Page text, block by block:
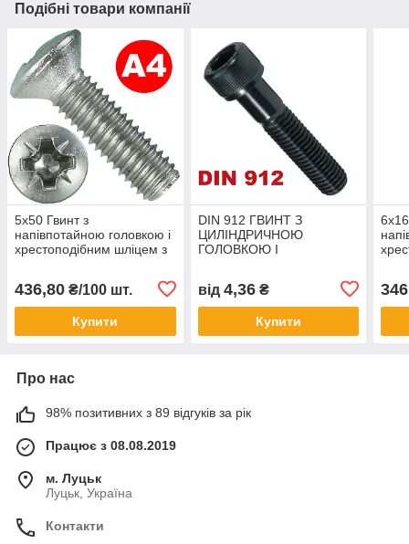
Подібні товари компанії
5х50 Гвинт з
напівпотайною головкою і
хрестоподібним шліцем з
436,80 ₴/100 шт.
Купити
DIN 912 ГВИНТ З
ЦИЛІНДРИЧНОЮ
ГОЛОВКОЮ І
ШЕСТИГРАННИКОМ 12.9
(РОЗМІРИ В ОПИСІ)
від 4,36₴
Купити
Про нас
98% позитивних з 89 відгуків за рік
Працює з 08.08.2019
м. Луцьк
Луцьк, Україна
Контакти